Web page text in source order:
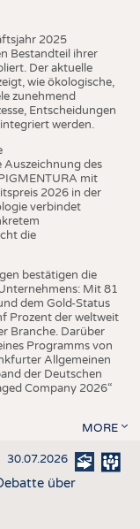
2025
Bestandteil ihrer
Der aktuelle
wie ökologische,
zunehmend
Entscheidungen
werden.
des
mit
2026 in der
verbindet
die
bestätigen die
Mit 81
dem Gold-Status
Prozent der weltweit
Branche. Darüber
Programms von
Allgemeinen
der Deutschen
Company 2026“
MORE
30.07.2026
über